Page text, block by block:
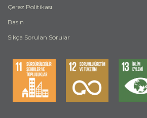
Çerez Politikası
Basın
Sıkça Sorulan Sorular